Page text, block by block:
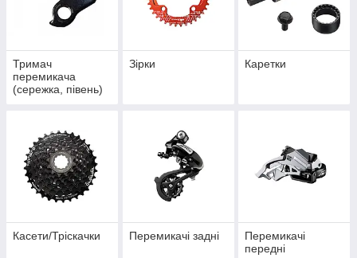
Тримач
перемикача
(сережка, півень)
Зiрки Каретки
Касети/Тріскачки Перемикачі задні
Перемикачі
передні